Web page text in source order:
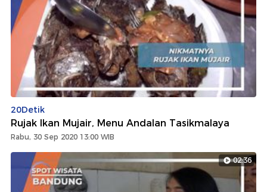
20Detik
Rujak Ikan Mujair, Menu Andalan Tasikmalaya
Rabu, 30 Sep 2020 13:00 WIB
02:36